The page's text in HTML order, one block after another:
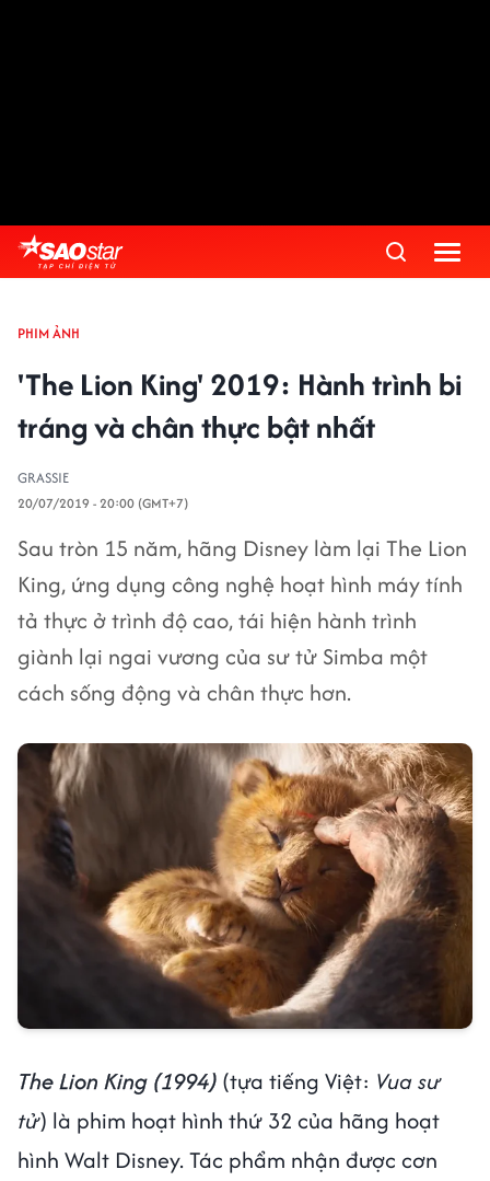
PHIM ẢNH
'The Lion King' 2019: Hành trình bi
tráng và chân thực bật nhất
GRASSIE
20/07/2019 - 20:00 (GMT+7)
Sau tròn 15 năm, hãng Disney làm lại The Lion
King, ứng dụng công nghệ hoạt hình máy tính
tả thực ở trình độ cao, tái hiện hành trình
giành lại ngai vương của sư tử Simba một
cách sống động và chân thực hơn.
The Lion King (1994) (tựa tiếng Việt: Vua sư
tử) là phim hoạt hình thứ 32 của hãng hoạt
hình Walt Disney. Tác phẩm nhận được cơn